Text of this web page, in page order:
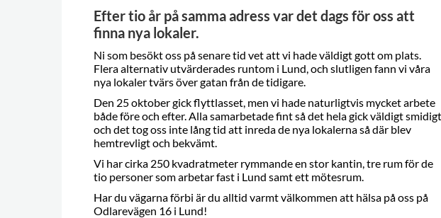
Efter tio år på samma adress var det dags för oss att
finna nya lokaler.
Ni som besökt oss på senare tid vet att vi hade väldigt gott om plats.
Flera alternativ utvärderades runtom i Lund, och slutligen fann vi våra
nya lokaler tvärs över gatan från de tidigare.
Den 25 oktober gick flyttlasset, men vi hade naturligtvis mycket arbete
både före och efter. Alla samarbetade fint så det hela gick väldigt
och det tog oss inte lång tid att inreda de nya lokalerna så där blev
hemtrevligt och bekvämt.
Vi har cirka 250 kvadratmeter rymmande en stor kantin, tre rum för de
tio personer som arbetar fast i Lund samt ett mötesrum.
Har du vägarna förbi är du alltid varmt välkommen att hälsa på oss på
Odlarevägen 16 i Lund!